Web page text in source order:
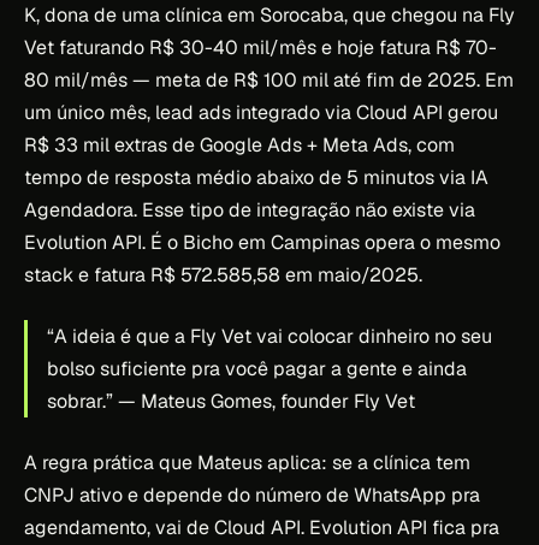
K, dona de uma clínica em Sorocaba, que chegou na Fly
Vet faturando R$ 30-40 mil/mês e hoje fatura R$ 70-
80 mil/mês — meta de R$ 100 mil até fim de 2025. Em
um único mês, lead ads integrado via Cloud API gerou
R$ 33 mil extras de Google Ads + Meta Ads, com
tempo de resposta médio abaixo de 5 minutos via IA
Agendadora. Esse tipo de integração não existe via
Evolution API. É o Bicho em Campinas opera o mesmo
stack e fatura R$ 572.585,58 em maio/2025.
“A ideia é que a Fly Vet vai colocar dinheiro no seu
bolso suficiente pra você pagar a gente e ainda
sobrar.”— Mateus Gomes, founder Fly Vet
A regra prática que Mateus aplica: se a clínica tem
CNPJ ativo e depende do número de WhatsApp pra
agendamento, vai de Cloud API. Evolution API fica pra